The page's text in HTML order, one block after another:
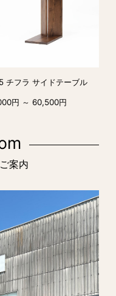
チフラ サイドテーブル
円 ～ 60,500円
案内